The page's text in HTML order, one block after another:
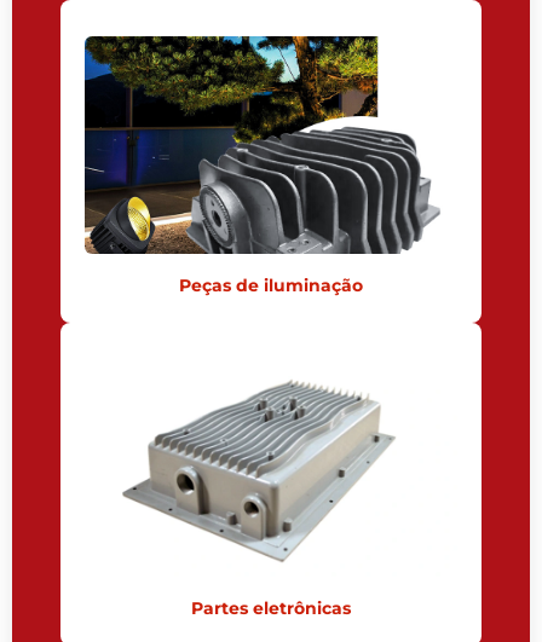
Peças de iluminação
Partes eletrônicas